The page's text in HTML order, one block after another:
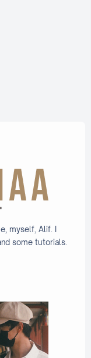
myself, Alif. I
some tutorials.